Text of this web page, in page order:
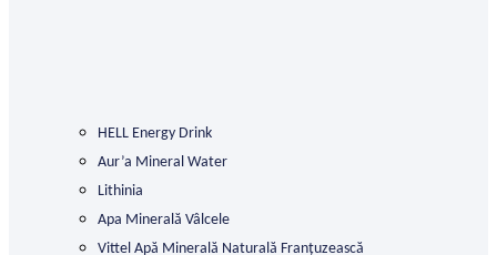
HELL Energy Drink
Aur’a Mineral Water
Lithinia
Apa Minerală Vâlcele
Vittel Apă Minerală Naturală Franțuzească